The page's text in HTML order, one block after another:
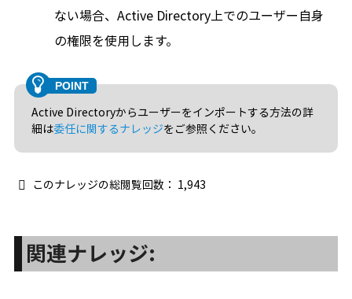
ない場合、Active Directory上でのユーザー自身
の権限を使用します。
Active Directoryからユーザーをインポートする方法の詳
細は委任に関するナレッジをご参照ください。
このナレッジの総閲覧回数： 1,943
関連ナレッジ: